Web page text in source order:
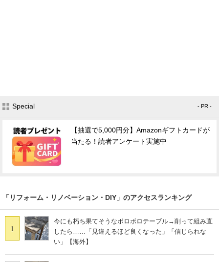
Special - PR -
【抽選で5,000円分】Amazonギフトカードが
当たる！読者アンケート実施中
「リフォーム・リノベーション・DIY」のアクセスランキング
1
今にも朽ち果てそうなボロボロテーブル→削って組み直
したら……「見違えるほど良くなった」「信じられな
い」【海外】